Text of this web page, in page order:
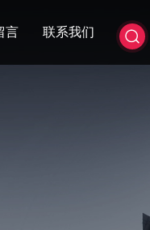
言 联系我们